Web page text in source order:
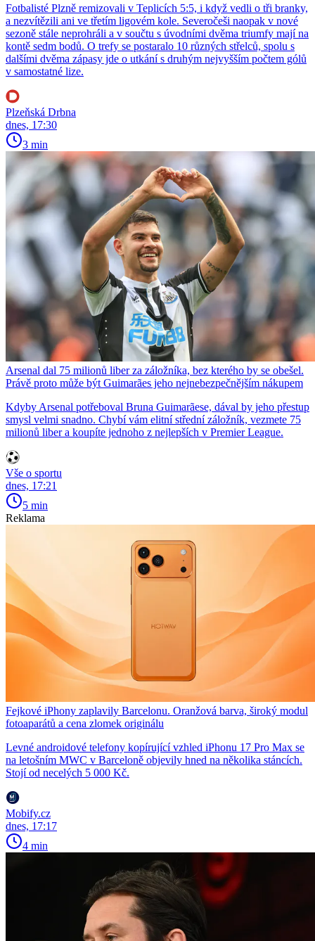
Fotbalisté Plzně remizovali v Teplicích 5:5, i když vedli o tři branky,
a nezvítězili ani ve třetím ligovém kole. Severočeši naopak v nové
sezoně stále neprohráli a v součtu s úvodními dvěma triumfy mají na
kontě sedm bodů. O trefy se postaralo 10 různých střelců, spolu s
dalšími dvěma zápasy jde o utkání s druhým nejvyšším počtem gólů
v samostatné lize.
Plzeňská Drbna
dnes, 17:30
3 min
Arsenal dal 75 milionů liber za záložníka, bez kterého by se obešel.
Právě proto může být Guimarães jeho nejnebezpečnějším nákupem
Kdyby Arsenal potřeboval Bruna Guimarãese, dával by jeho přestup
smysl velmi snadno. Chybí vám elitní střední záložník, vezmete 75
milionů liber a koupíte jednoho z nejlepších v Premier League.
Vše o sportu
dnes, 17:21
5 min
Reklama
Fejkové iPhony zaplavily Barcelonu. Oranžová barva, široký modul
fotoaparátů a cena zlomek originálu
Levné androidové telefony kopírující vzhled iPhonu 17 Pro Max se
na letošním MWC v Barceloně objevily hned na několika stáncích.
Stojí od necelých 5 000 Kč.
Mobify.cz
dnes, 17:17
4 min